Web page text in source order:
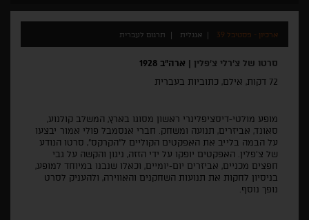
ארכיון - פסטיבל 39 אנגלית תרגום לעברית
סרטו של צ'רלי צ'פלין | ארה״ב 1928
72 דקות, אילם, כתוביות בעברית
מופע מולטי-דיסציפלינרי ראשון מסוגו בארץ, המשלב קולנוע,
סאונד, אביזרים, תנועה ומשחק. חברי אנסמבל פולי אמור יבצעו
על הבמה בלייב את האפקטים הקוליים ל"הקרקס", סרטו הנודע
של צ׳פלין. האפקטים יופקו על ידי הזזה, ניגון והקשה על גבי
חפצים מכניים, אביזרים יום-יומיים, וכאלו שנבנו במיוחד למופע,
בניסיון לחקות את תנועות השחקנים והאווירה, ולהעניק לסרט
נופך נוסף.